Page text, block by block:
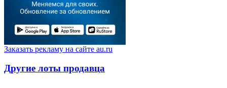
Заказать рекламу на сайте au.ru
Другие лоты продавца